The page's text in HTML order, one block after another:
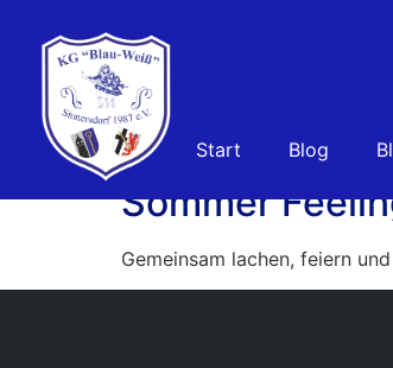
Start Blog
Sommer
Gemeinsam lachen, feiern